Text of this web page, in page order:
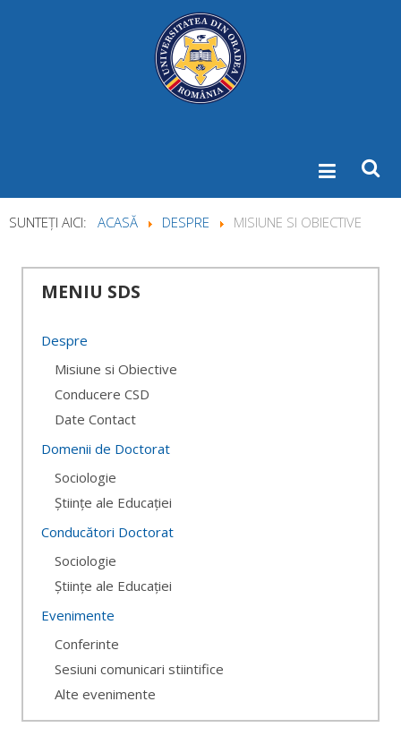
SUNTEȚI AICI: ACASĂ DESPRE MISIUNE SI OBIECTIVE
MENIU SDS
Despre
Misiune si Obiective
Conducere CSD
Date Contact
Domenii de Doctorat
Sociologie
Științe ale Educației
Conducători Doctorat
Sociologie
Științe ale Educației
Evenimente
Conferinte
Sesiuni comunicari stiintifice
Alte evenimente